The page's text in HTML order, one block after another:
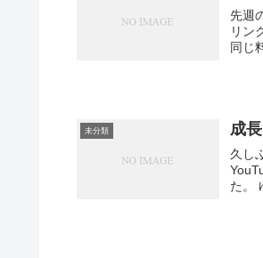
先週の日
リン
未分類 成
久しぶ